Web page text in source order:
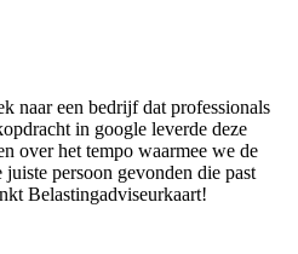
naar een bedrijf dat professionals
in google leverde deze
over het tempo waarmee we de
persoon gevonden die past
Belastingadviseurkaart!